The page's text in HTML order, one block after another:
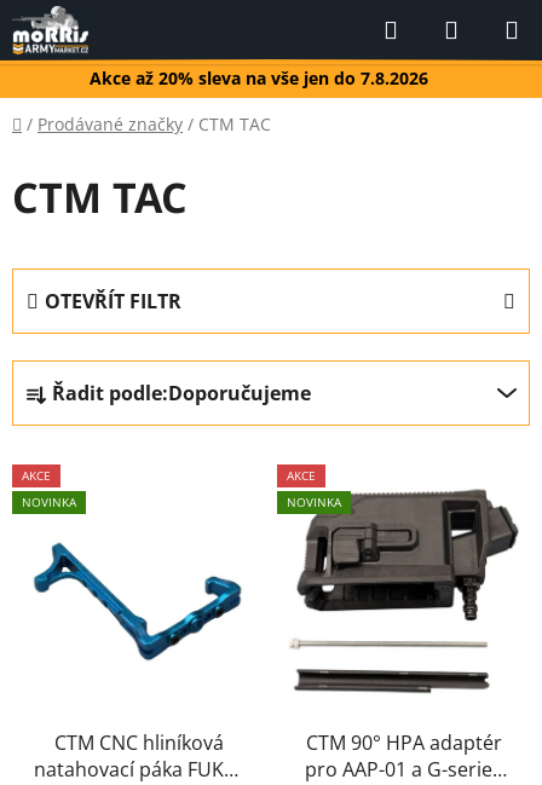
Přejít
na
obsah
Akce až 20% sleva na vše jen do 7.8.2026
Hledat
KOŠÍK
Domů
/ Prodávané značky / CTM TAC
CTM TAC
OTEVŘÍT FILTR
Ř
a
z
e
n
Řadit podle:Doporučujeme
V
ý
AKCE
NOVINKA
CTM CNC hliníková
natahovací páka FUKU-
AKCE
NOVINKA
CTM 90° HPA adaptér
pro AAP-01 a G-series